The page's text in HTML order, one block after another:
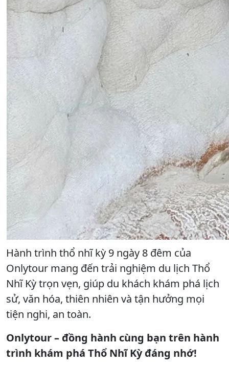
Hành trình thổ nhĩ kỳ 9 ngày 8 đêm của
Onlytour mang đến trải nghiệm du lịch Thổ
Nhĩ Kỳ trọn vẹn, giúp du khách khám phá lịch
sử, văn hóa, thiên nhiên và tận hưởng mọi
tiện nghi, an toàn.
Onlytour – đồng hành cùng bạn trên hành
trình khám phá Thổ Nhĩ Kỳ đáng nhớ!